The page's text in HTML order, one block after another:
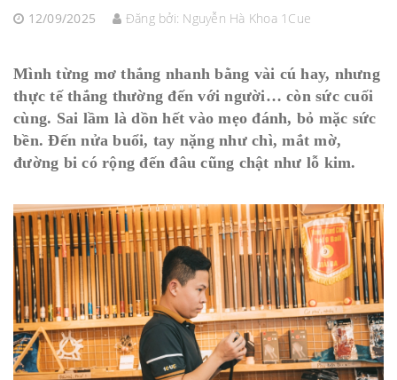
12/09/2025 Đăng bởi: Nguyễn Hà Khoa 1Cue
Mình từng mơ thắng nhanh bằng vài cú hay, nhưng
thực tế thắng thường đến với người… còn sức cuối
cùng. Sai lầm là dồn hết vào mẹo đánh, bỏ mặc sức
bền. Đến nửa buổi, tay nặng như chì, mắt mờ,
đường bi có rộng đến đâu cũng chật như lỗ kim.